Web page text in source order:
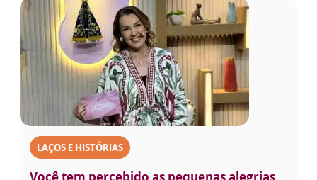
LAÇOS E HISTÓRIAS